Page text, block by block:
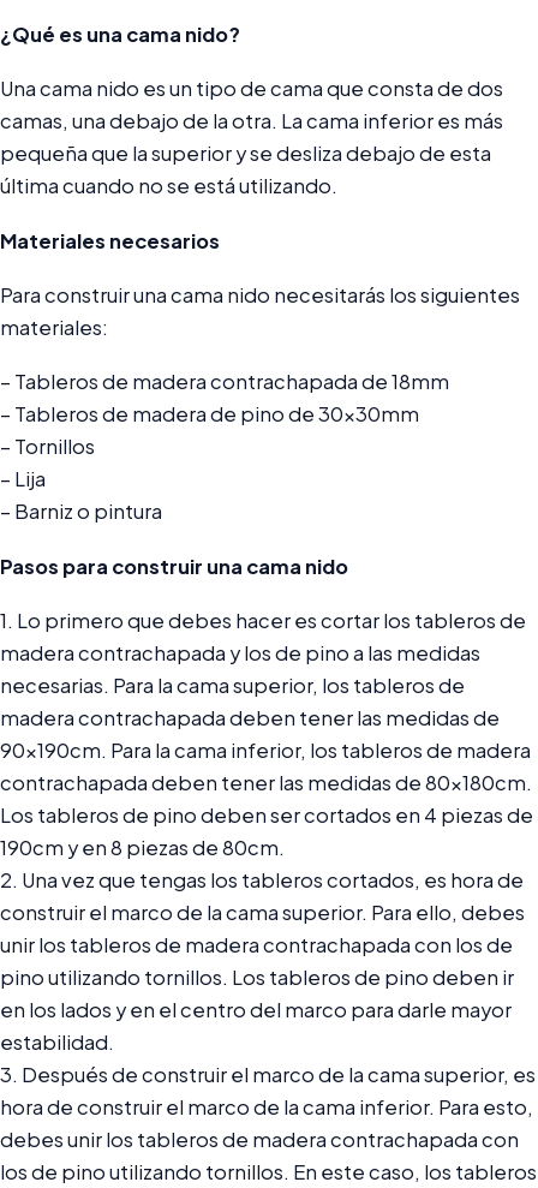
¿Qué es una cama nido?
Una cama nido es un tipo de cama que consta de dos
camas, una debajo de la otra. La cama inferior es más
pequeña que la superior y se desliza debajo de esta
última cuando no se está utilizando.
Materiales necesarios
Para construir una cama nido necesitarás los siguientes
materiales:
– Tableros de madera contrachapada de 18mm
– Tableros de madera de pino de 30x30mm
– Tornillos
– Lija
– Barniz o pintura
Pasos para construir una cama nido
1. Lo primero que debes hacer es cortar los tableros de
madera contrachapada y los de pino a las medidas
necesarias. Para la cama superior, los tableros de
madera contrachapada deben tener las medidas de
90x190cm. Para la cama inferior, los tableros de madera
contrachapada deben tener las medidas de 80x180cm.
Los tableros de pino deben ser cortados en 4 piezas de
190cm y en 8 piezas de 80cm.
2. Una vez que tengas los tableros cortados, es hora de
construir el marco de la cama superior. Para ello, debes
unir los tableros de madera contrachapada con los de
pino utilizando tornillos. Los tableros de pino deben ir
en los lados y en el centro del marco para darle mayor
estabilidad.
3. Después de construir el marco de la cama superior, es
hora de construir el marco de la cama inferior. Para esto,
debes unir los tableros de madera contrachapada con
los de pino utilizando tornillos. En este caso, los tableros